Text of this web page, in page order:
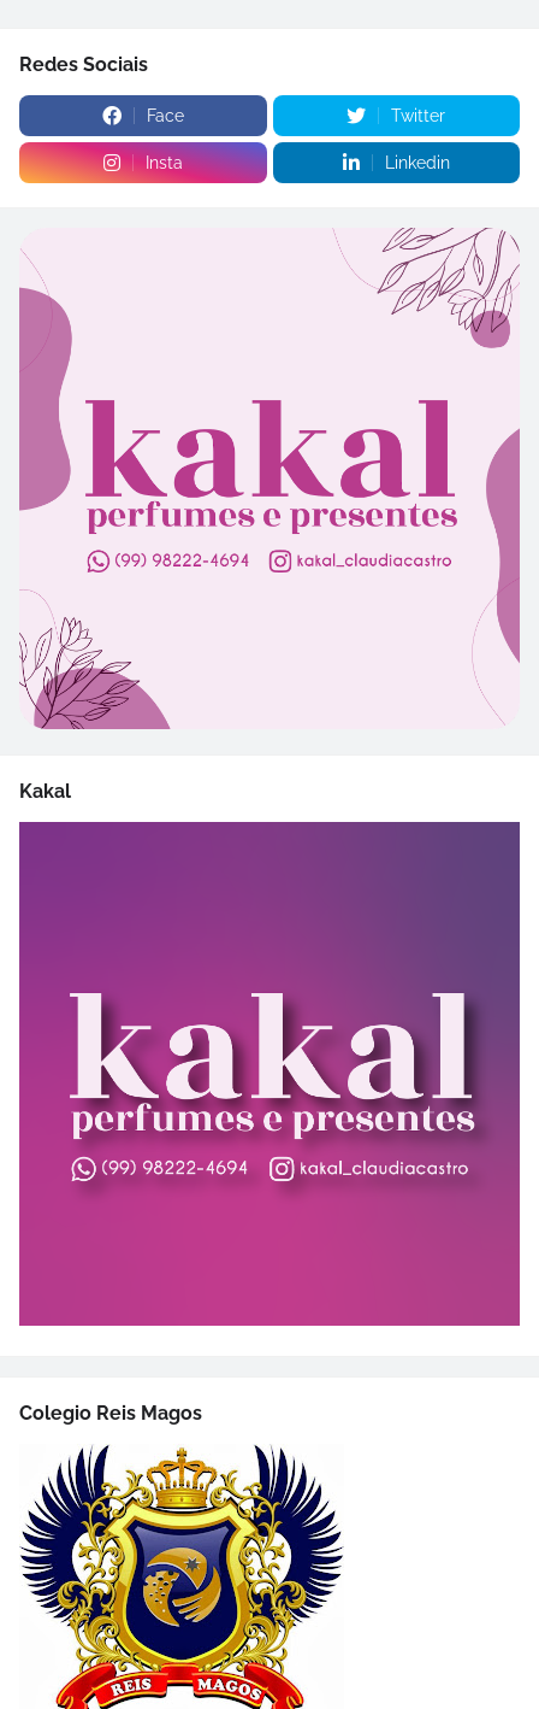
Redes Sociais
Face Twitter
Insta Linkedin
Kakal
Colegio Reis Magos